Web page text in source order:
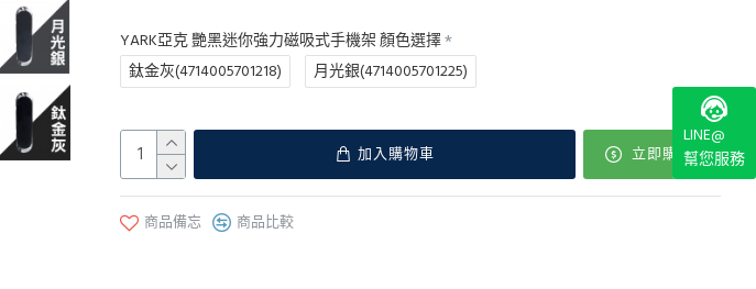
YARK亞克 艷黑迷你強力磁吸式手機架 顏色選擇
鈦金灰(4714005701218)
月光銀(4714005701225)
加入購物車 立即購買
商品備忘 商品比較
LINE@
幫您服務